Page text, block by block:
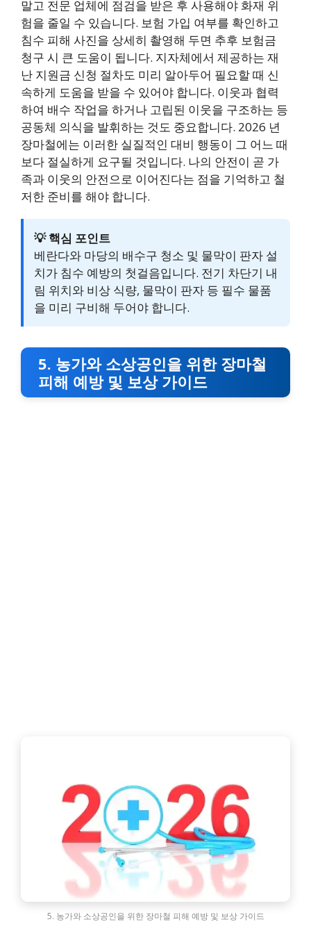
말고 전문 업체에 점검을 받은 후 사용해야 화재 위
험을 줄일 수 있습니다. 보험 가입 여부를 확인하고
침수 피해 사진을 상세히 촬영해 두면 추후 보험금
청구 시 큰 도움이 됩니다. 지자체에서 제공하는 재
난 지원금 신청 절차도 미리 알아두어 필요할 때 신
속하게 도움을 받을 수 있어야 합니다. 이웃과 협력
하여 배수 작업을 하거나 고립된 이웃을 구조하는 등
공동체 의식을 발휘하는 것도 중요합니다. 2026 년
장마철에는 이러한 실질적인 대비 행동이 그 어느 때
보다 절실하게 요구될 것입니다. 나의 안전이 곧 가
족과 이웃의 안전으로 이어진다는 점을 기억하고 철
저한 준비를 해야 합니다.
💡 핵심 포인트
베란다와 마당의 배수구 청소 및 물막이 판자 설
치가 침수 예방의 첫걸음입니다. 전기 차단기 내
림 위치와 비상 식량, 물막이 판자 등 필수 물품
을 미리 구비해 두어야 합니다.
5. 농가와 소상공인을 위한 장마철
피해 예방 및 보상 가이드
5. 농가와 소상공인을 위한 장마철 피해 예방 및 보상 가이드